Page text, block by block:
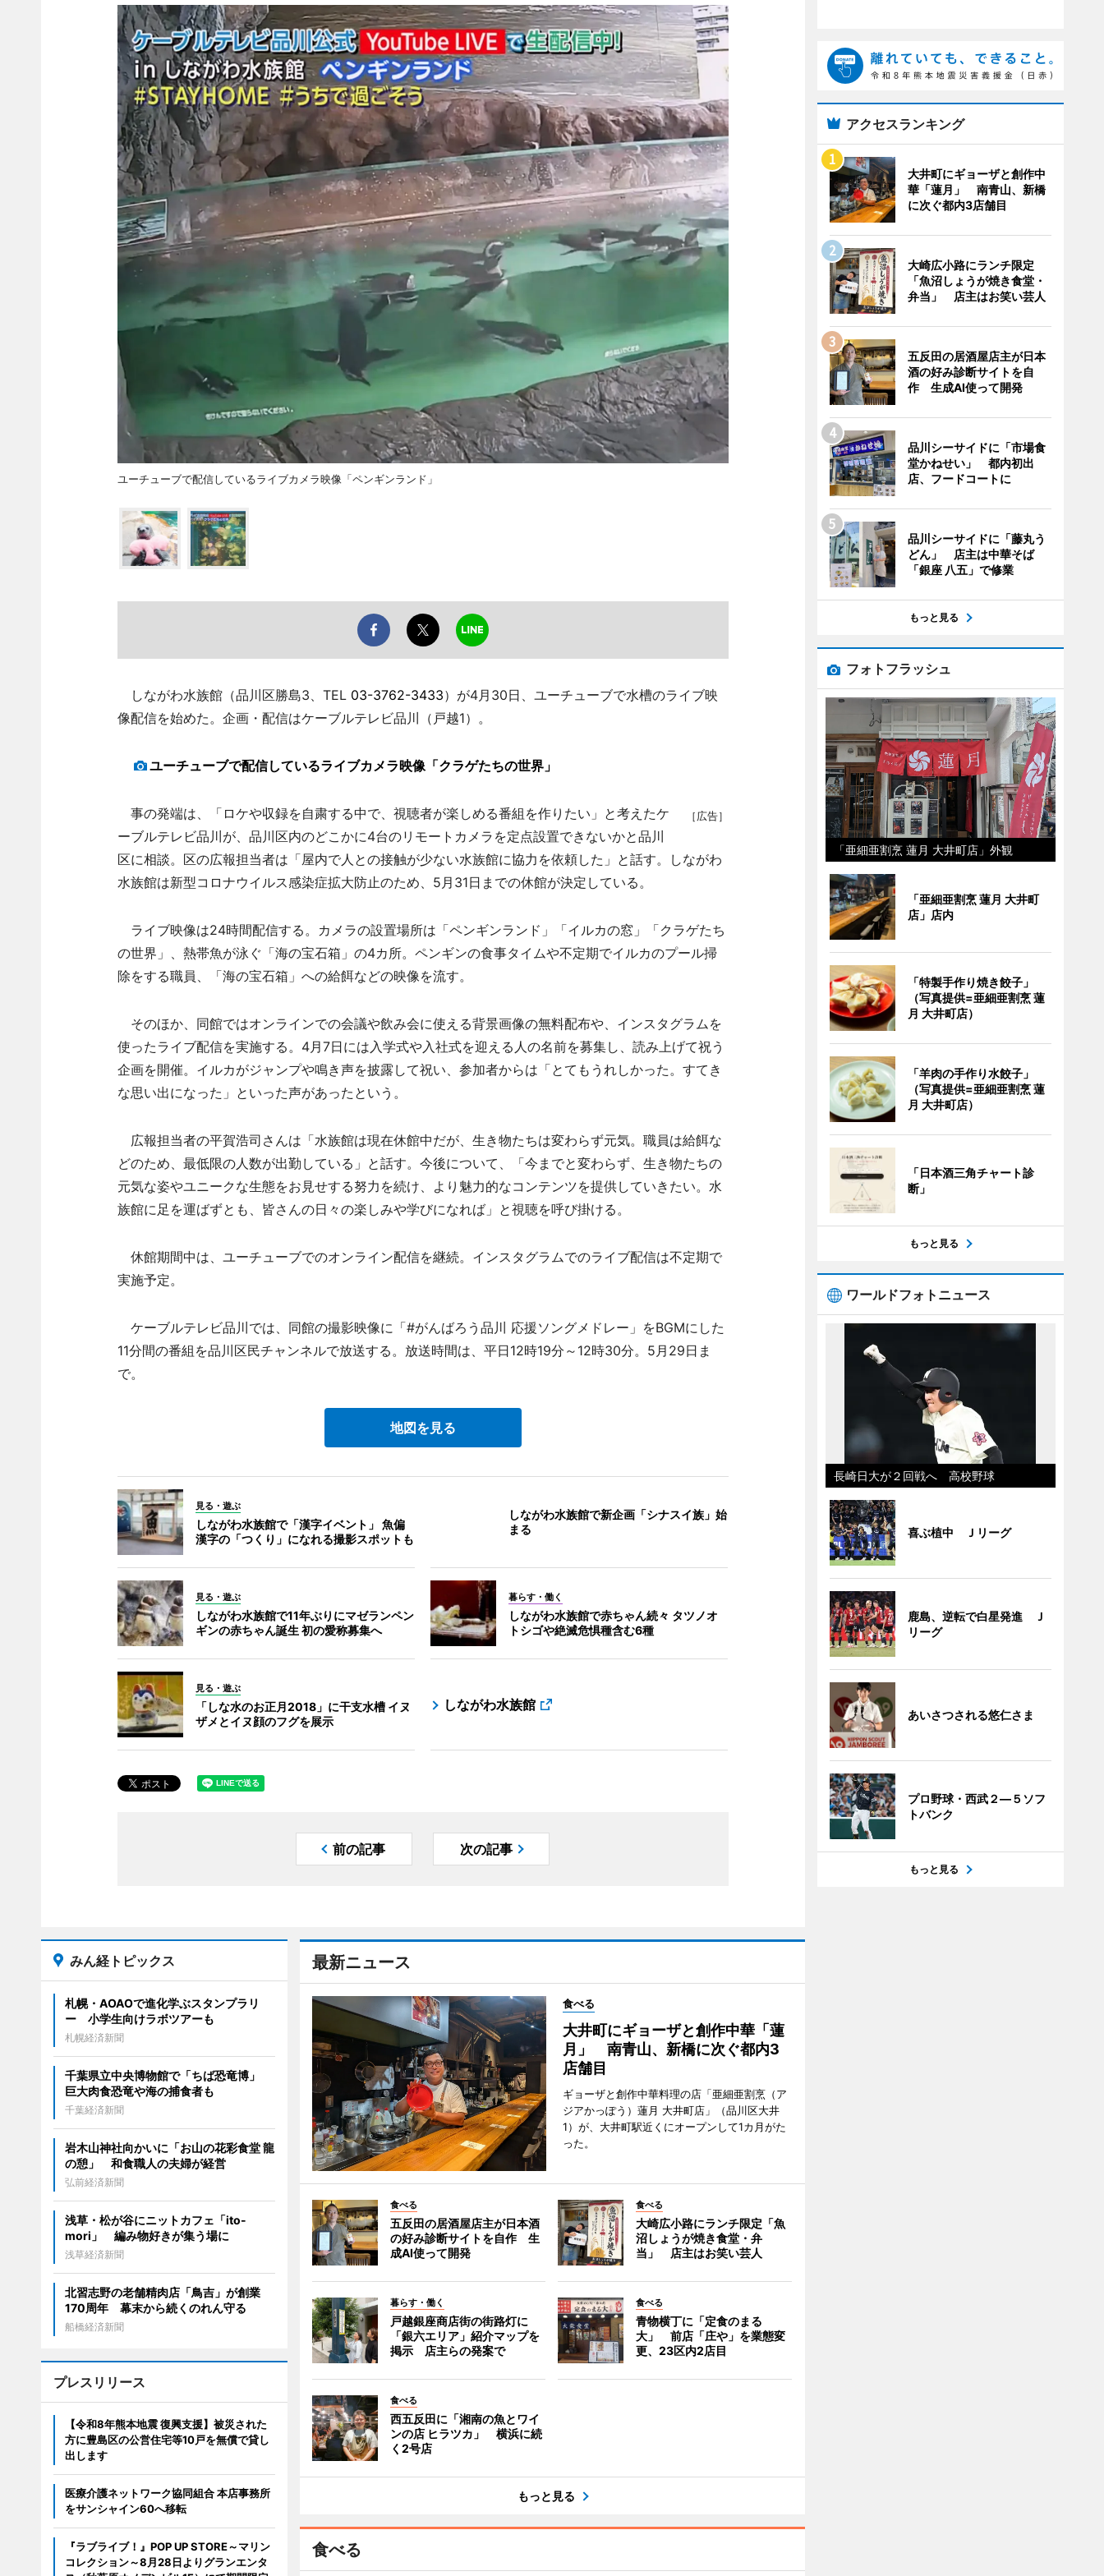
ユーチューブで配信しているライブカメラ映像「ペンギンランド」
しながわ水族館（品川区勝島3、TEL 03-3762-3433）が4月30日、ユーチューブで水槽のライブ映
像配信を始めた。企画・配信はケーブルテレビ品川（戸越1）。
ユーチューブで配信しているライブカメラ映像「クラゲたちの世界」
［広告］
事の発端は、「ロケや収録を自粛する中で、視聴者が楽しめる番組を作りたい」と考えたケ
ーブルテレビ品川が、品川区内のどこかに4台のリモートカメラを定点設置できないかと品川
区に相談。区の広報担当者は「屋内で人との接触が少ない水族館に協力を依頼した」と話す。しながわ
水族館は新型コロナウイルス感染症拡大防止のため、5月31日までの休館が決定している。
ライブ映像は24時間配信する。カメラの設置場所は「ペンギンランド」「イルカの窓」「クラゲたち
の世界」、熱帯魚が泳ぐ「海の宝石箱」の4カ所。ペンギンの食事タイムや不定期でイルカのプール掃
除をする職員、「海の宝石箱」への給餌などの映像を流す。
そのほか、同館ではオンラインでの会議や飲み会に使える背景画像の無料配布や、インスタグラムを
使ったライブ配信を実施する。4月7日には入学式や入社式を迎える人の名前を募集し、読み上げて祝う
企画を開催。イルカがジャンプや鳴き声を披露して祝い、参加者からは「とてもうれしかった。すてき
な思い出になった」といった声があったという。
広報担当者の平賀浩司さんは「水族館は現在休館中だが、生き物たちは変わらず元気。職員は給餌な
どのため、最低限の人数が出勤している」と話す。今後について、「今までと変わらず、生き物たちの
元気な姿やユニークな生態をお見せする努力を続け、より魅力的なコンテンツを提供していきたい。水
族館に足を運ばずとも、皆さんの日々の楽しみや学びになれば」と視聴を呼び掛ける。
休館期間中は、ユーチューブでのオンライン配信を継続。インスタグラムでのライブ配信は不定期で
実施予定。
ケーブルテレビ品川では、同館の撮影映像に「#がんばろう品川 応援ソングメドレー」をBGMにした
11分間の番組を品川区民チャンネルで放送する。放送時間は、平日12時19分～12時30分。5月29日ま
で。
地図を見る
見る・遊ぶ
しながわ水族館で「漢字イベント」 魚偏
漢字の「つくり」になれる撮影スポットも
しながわ水族館で新企画「シナスイ族」始
まる
見る・遊ぶ
しながわ水族館で11年ぶりにマゼランペン
ギンの赤ちゃん誕生 初の愛称募集へ
暮らす・働く
しながわ水族館で赤ちゃん続々 タツノオ
トシゴや絶滅危惧種含む6種
見る・遊ぶ
「しな水のお正月2018」に干支水槽 イヌ
ザメとイヌ顔のフグを展示
しながわ水族館
前の記事 次の記事
最新ニュース
食べる
大井町にギョーザと創作中華「蓮
月」 南青山、新橋に次ぐ都内3
店舗目
ギョーザと創作中華料理の店「亜細亜割烹（ア
ジアかっぽう）蓮月 大井町店」（品川区大井
1）が、大井町駅近くにオープンして1カ月がた
った。
食べる
五反田の居酒屋店主が日本酒
の好み診断サイトを自作 生
成AI使って開発
食べる
大崎広小路にランチ限定「魚
沼しょうが焼き食堂・弁
当」 店主はお笑い芸人
暮らす・働く
戸越銀座商店街の街路灯に
「銀六エリア」紹介マップを
掲示 店主らの発案で
食べる
青物横丁に「定食のまる
大」 前店「庄や」を業態変
更、23区内2店目
食べる
西五反田に「湘南の魚とワイ
ンの店 ヒラツカ」 横浜に続
く2号店
もっと見る
食べる
みん経トピックス
札幌・AOAOで進化学ぶスタンプラリ
ー 小学生向けラボツアーも
札幌経済新聞
千葉県立中央博物館で「ちば恐竜博」
巨大肉食恐竜や海の捕食者も
千葉経済新聞
岩木山神社向かいに「お山の花彩食堂 龍
の憩」 和食職人の夫婦が経営
弘前経済新聞
浅草・松が谷にニットカフェ「ito-
mori」 編み物好きが集う場に
浅草経済新聞
北習志野の老舗精肉店「鳥吉」が創業
170周年 幕末から続くのれん守る
船橋経済新聞
プレスリリース
【令和8年熊本地震 復興支援】被災された
方に豊島区の公営住宅等10戸を無償で貸し
出します
医療介護ネットワーク協同組合 本店事務所
をサンシャイン60へ移転
『ラブライブ！』POP UP STORE～マリン
コレクション～8月28日よりグランエンタ
アクセスランキング
大井町にギョーザと創作中
華「蓮月」 南青山、新橋
に次ぐ都内3店舗目
大崎広小路にランチ限定
「魚沼しょうが焼き食堂・
弁当」 店主はお笑い芸人
五反田の居酒屋店主が日本
酒の好み診断サイトを自
作 生成AI使って開発
品川シーサイドに「市場食
堂かねせい」 都内初出
店、フードコートに
品川シーサイドに「藤丸う
どん」 店主は中華そば
「銀座 八五」で修業
もっと見る
フォトフラッシュ
「亜細亜割烹 蓮月 大井町店」外観
「亜細亜割烹 蓮月 大井町
店」店内
「特製手作り焼き餃子」
（写真提供=亜細亜割烹 蓮
月 大井町店）
「羊肉の手作り水餃子」
（写真提供=亜細亜割烹 蓮
月 大井町店）
「日本酒三角チャート診
断」
もっと見る
ワールドフォトニュース
長崎日大が２回戦へ 高校野球
喜ぶ植中 Ｊリーグ
鹿島、逆転で白星発進 Ｊ
リーグ
あいさつされる悠仁さま
プロ野球・西武２―５ソフ
トバンク
もっと見る